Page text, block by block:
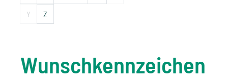
Y Z
Wunschkennzeichen